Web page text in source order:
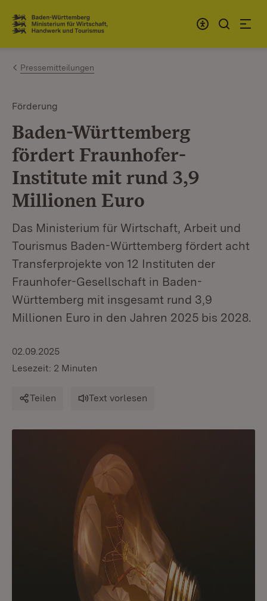
Zum Inhalt springen
Link zur Startseite
Pressemitteilungen
Förderung
Baden-Württemberg
fördert Fraunhofer-
Institute mit rund 3,9
Millionen Euro
Das Ministerium für Wirtschaft, Arbeit und
Tourismus Baden-Württemberg fördert acht
Transferprojekte von 12 Instituten der
Fraunhofer-Gesellschaft in Baden-
Württemberg mit insgesamt rund 3,9
Millionen Euro in den Jahren 2025 bis 2028.
02.09.2025
Lesezeit: 2 Minuten
Teilen Text vorlesen